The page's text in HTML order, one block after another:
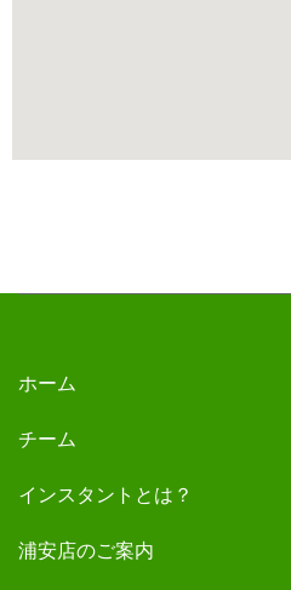
ホーム
チーム
インスタントとは？
浦安店のご案内